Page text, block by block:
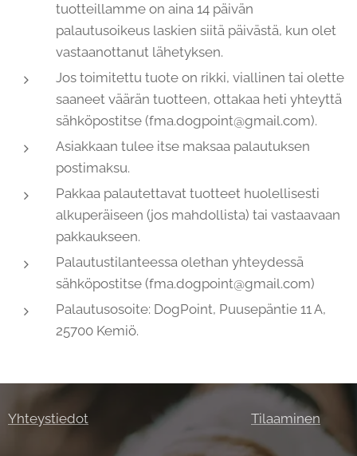
tuotteillamme on aina 14 päivän
palautusoikeus laskien siitä päivästä, kun olet
vastaanottanut lähetyksen.
Jos toimitettu tuote on rikki, viallinen tai olette
saaneet väärän tuotteen, ottakaa heti yhteyttä
sähköpostitse (fma.dogpoint@gmail.com).
Asiakkaan tulee itse maksaa palautuksen
postimaksu.
Pakkaa palautettavat tuotteet huolellisesti
alkuperäiseen (jos mahdollista) tai vastaavaan
pakkaukseen.
Palautustilanteessa olethan yhteydessä
sähköpostitse (fma.dogpoint@gmail.com)
Palautusosoite: DogPoint, Puusepäntie 11 A,
25700 Kemiö.
Yhteystiedot Tilaaminen